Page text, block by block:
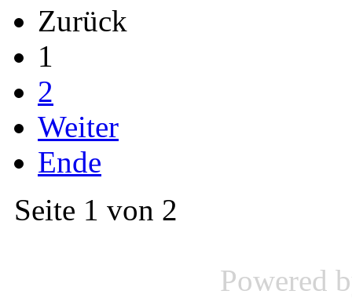
Zurück
1
2
Weiter
Ende
Seite 1 von 2
Powered